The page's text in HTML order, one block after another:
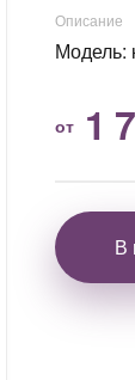
Описание
Модель:
от 1
В